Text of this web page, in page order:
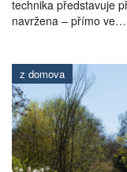
technika představuje
navržena – přímo ve…
z domova